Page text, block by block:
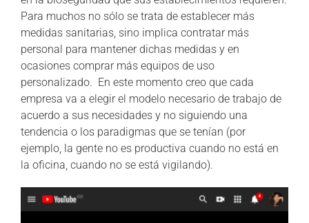
Para muchos no sólo se trata de establecer más
medidas sanitarias, sino implica contratar más
personal para mantener dichas medidas y en
ocasiones comprar más equipos de uso
personalizado. En este momento creo que cada
empresa va a elegir el modelo necesario de trabajo de
acuerdo a sus necesidades y no siguiendo una
tendencia o los paradigmas que se tenían (por
ejemplo, la gente no es productiva cuando no está en
la oficina, cuando no se está vigilando).